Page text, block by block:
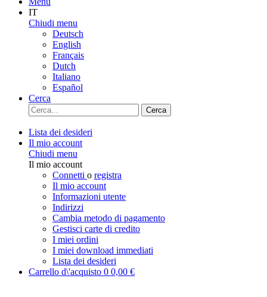
IT
Chiudi menu
Deutsch
English
Français
Dutch
Italiano
Español
Cerca
Cerca
Lista dei desideri
Il mio account
Chiudi menu
Il mio account
Connetti o registra
Il mio account
Informazioni utente
Indirizzi
Cambia metodo di pagamento
Gestisci carte di credito
I miei ordini
I miei download immediati
Lista dei desideri
Carrello d\'acquisto 0 0,00 €